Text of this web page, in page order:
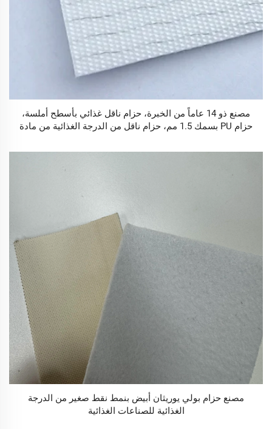
مصنع ذو 14 عاماً من الخبرة، حزام ناقل غذائي بأسطح أملسة،
حزام PU بسمك 1.5 مم، حزام ناقل من الدرجة الغذائية من مادة
مصنع حزام بولي يوريثان أبيض بنمط نقط صغير من الدرجة
الغذائية للصناعات الغذائية